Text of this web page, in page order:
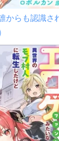
からも認識さ